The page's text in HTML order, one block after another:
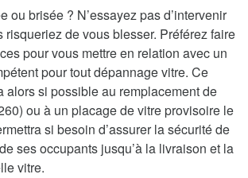
ou brisée ? N’essayez pas d’intervenir
risqueriez de vous blesser. Préférez faire
pour vous mettre en relation avec un
pour tout dépannage vitre. Ce
alors si possible au remplacement de
ou à un placage de vitre provisoire le
si besoin d’assurer la sécurité de
ses occupants jusqu’à la livraison et la
vitre.